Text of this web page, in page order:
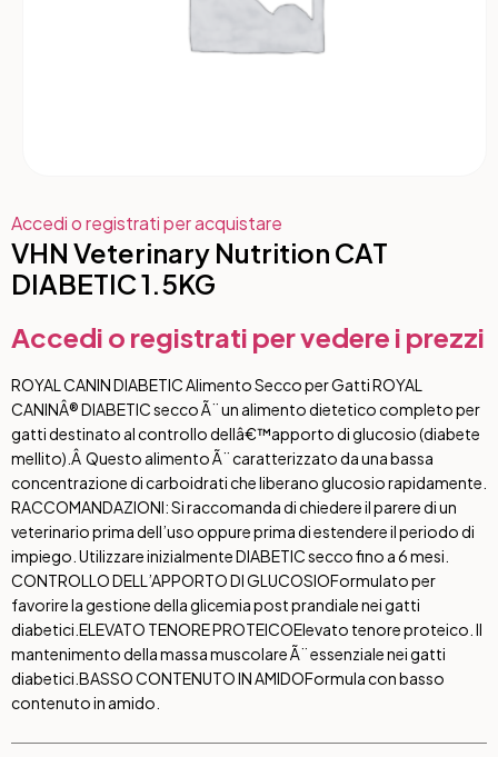
Accedi o registrati per acquistare
VHN Veterinary Nutrition CAT
DIABETIC 1.5KG
Accedi o registrati per vedere i prezzi
ROYAL CANIN DIABETIC Alimento Secco per Gatti ROYAL
CANINÂ® DIABETIC secco Ã¨ un alimento dietetico completo per
gatti destinato al controllo dellâ€™apporto di glucosio (diabete
mellito).Â Questo alimento Ã¨ caratterizzato da una bassa
concentrazione di carboidrati che liberano glucosio rapidamente.
RACCOMANDAZIONI: Si raccomanda di chiedere il parere di un
veterinario prima dell’uso oppure prima di estendere il periodo di
impiego. Utilizzare inizialmente DIABETIC secco fino a 6 mesi.
CONTROLLO DELL’APPORTO DI GLUCOSIOFormulato per
favorire la gestione della glicemia post prandiale nei gatti
diabetici. ELEVATO TENORE PROTEICOElevato tenore proteico. Il
mantenimento della massa muscolare Ã¨ essenziale nei gatti
diabetici. BASSO CONTENUTO IN AMIDOFormula con basso
contenuto in amido.